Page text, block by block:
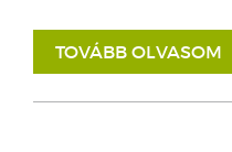
TOVÁBB OLVASOM